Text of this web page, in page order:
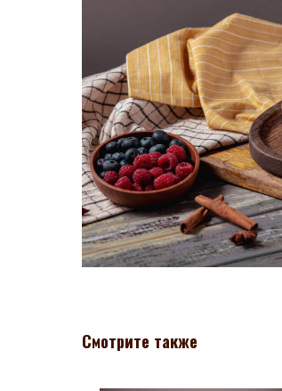
Смотрите также